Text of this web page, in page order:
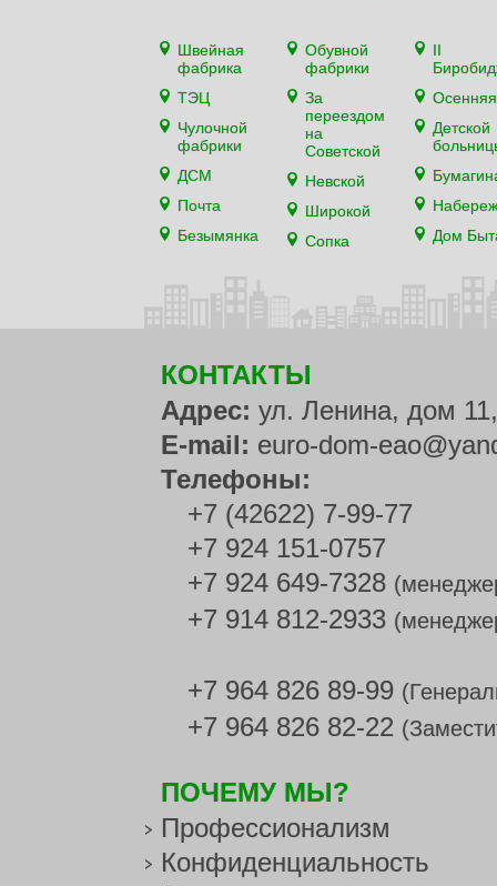
Швейная
фабрика
ТЭЦ
Чулочной
фабрики
ДСМ
Почта
Безымянка
Обувной
фабрики
За
переездом
на
Советской
Невской
Широкой
Сопка
II
Осенняя
Детской
Дом
КОНТАКТЫ
Адрес: ул. Ленина, дом
E-mail: euro-dom-
Телефоны:
+7 (42622) 7-99-77
+7 924 151-0757
+7 924 649-7328
+7 914 812-2933
+7 964 826 89-99
+7 964 826 82-22
ПОЧЕМУ МЫ?
Профессионализм
Конфиденциальность